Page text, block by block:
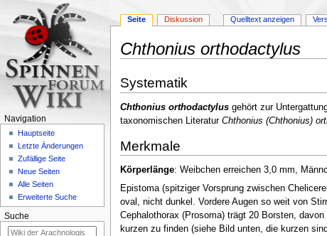
Chthonius orthodactylus
Navigation
springen
Suche
springen
Systematik
Chthonius orthodactylusgehört zur
taxonomischen Literatur Chthonius (Chthonius)
Merkmale
Körperlänge: Weibchen erreichen 3,0 mm,
Epistoma (spitziger Vorsprung zwischen
oval, nicht dunkel. Vordere Augen so weit von
Cephalothorax (Prosoma) trägt 20 Borsten,
kurzen zu finden (siehe Bild unten, die kurzen
Seite Diskussion Quelltext anzeigen
Navigation
Hauptseite
Letzte Änderungen
Zufällige Seite
Neue Seiten
Alle Seiten
Erweiterte Suche
Suche